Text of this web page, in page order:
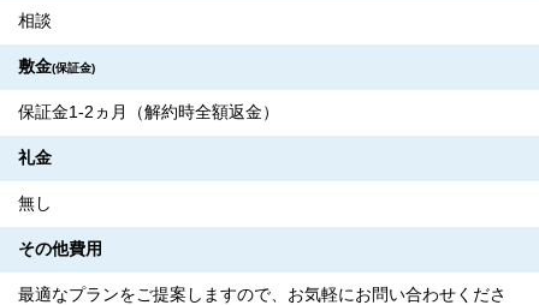
相談
敷金(保証金)
保証金1-2ヵ月（解約時全額返金）
礼金
無し
その他費用
最適なプランをご提案しますので、お気軽にお問い合わせくださ